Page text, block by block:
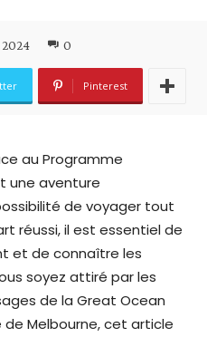
0
Pinterest
au Programme
une aventure
de voyager tout
réussi, il est essentiel de
et de connaître les
soyez attiré par les
de la Great Ocean
Melbourne, cet article